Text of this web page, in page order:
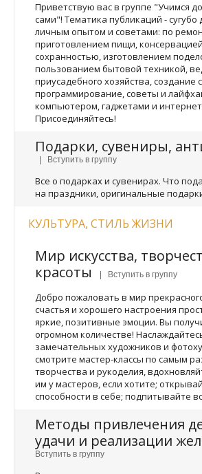
Приветствую вас в группе "Учимся
сами"! Тематика публикаций - сугубо
личным опытом и советами: по
приготовлением пищи,
сохранностью, изготовлением
пользованием бытовой техникой,
приусадебного хозяйства, создание
программирование, советы и
компьютером, гаджетами и
Присоединяйтесь!
Подарки, сувениры,
| Вступить в группу
Все о подарках и сувенирах. Что
на праздники, оригинальные
КУЛЬТУРА, СТИЛЬ ЖИЗНИ
Мир искусства,
красоты
| Вступить в группу
Добро пожаловать в мир
счастья и хорошего настроения
яркие, позитивные эмоции. Вы
огромном количестве!
замечательных художников и
смотрите мастер-классы по самым
творчества и рукоделия,
им у мастеров, если хотите;
способности в себе; подпитывайте
Методы привлечения
удачи и реализации
Вступить в группу